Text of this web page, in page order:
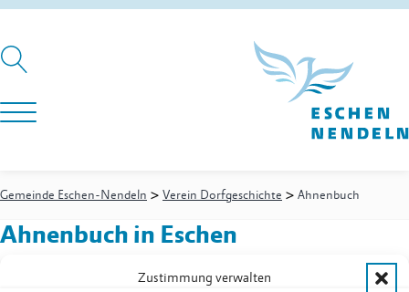
Zustimmung verwalten
Gemeinde Eschen-Nendeln > Verein Dorfgeschichte > Ahnenbuch
Ahnenbuch in Eschen